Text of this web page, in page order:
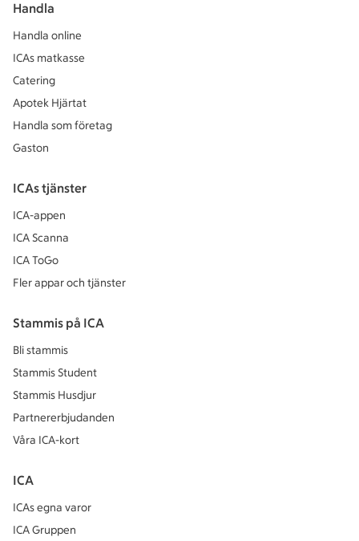
Handla
Handla online
ICAs matkasse
Catering
Apotek Hjärtat
Handla som företag
Gaston
ICAs tjänster
ICA-appen
ICA Scanna
ICA ToGo
Fler appar och tjänster
Stammis på ICA
Bli stammis
Stammis Student
Stammis Husdjur
Partnererbjudanden
Våra ICA-kort
ICA
ICAs egna varor
ICA Gruppen